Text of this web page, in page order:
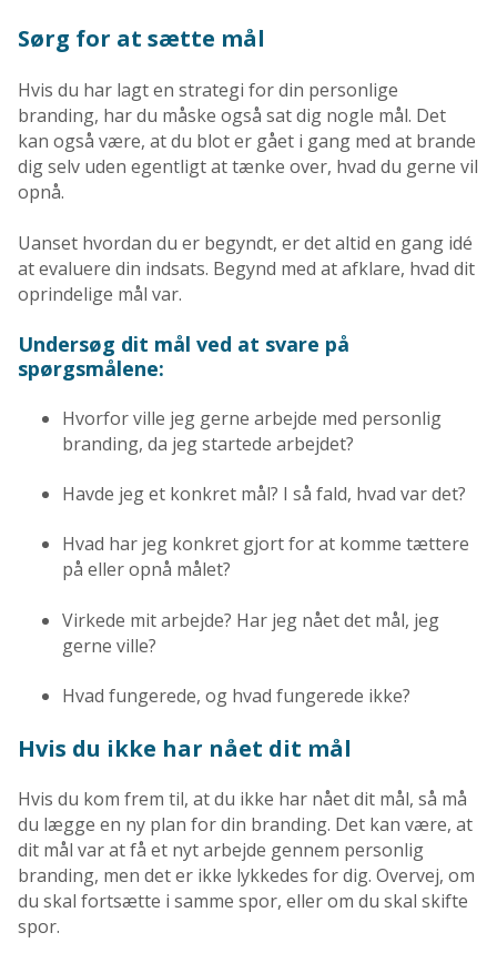
Sørg for at sætte mål
Hvis du har lagt en strategi for din personlige
branding, har du måske også sat dig nogle mål. Det
kan også være, at du blot er gået i gang med at brande
dig selv uden egentligt at tænke over, hvad du gerne vil
opnå.
Uanset hvordan du er begyndt, er det altid en gang idé
at evaluere din indsats. Begynd med at afklare, hvad dit
oprindelige mål var.
Undersøg dit mål ved at svare på
spørgsmålene:
Hvorfor ville jeg gerne arbejde med personlig
branding, da jeg startede arbejdet?
Havde jeg et konkret mål? I så fald, hvad var det?
Hvad har jeg konkret gjort for at komme tættere
på eller opnå målet?
Virkede mit arbejde? Har jeg nået det mål, jeg
gerne ville?
Hvad fungerede, og hvad fungerede ikke?
Hvis du ikke har nået dit mål
Hvis du kom frem til, at du ikke har nået dit mål, så må
du lægge en ny plan for din branding. Det kan være, at
dit mål var at få et nyt arbejde gennem personlig
branding, men det er ikke lykkedes for dig. Overvej, om
du skal fortsætte i samme spor, eller om du skal skifte
spor.